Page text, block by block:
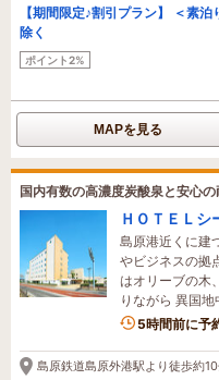
【期間限定♪割引プラン】 ＜素
除く
ポイント2%
MAPを見る
国内有数の高濃度炭酸泉と安心
ＨＯＴＥＬシ
島原港近くに建
やビジネスの拠
はオリーブの木
りながら 異国地
5時間前に予
島原鉄道島原外港駅より徒歩約